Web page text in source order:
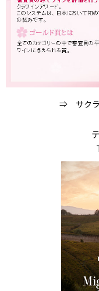
⇒ サクラ